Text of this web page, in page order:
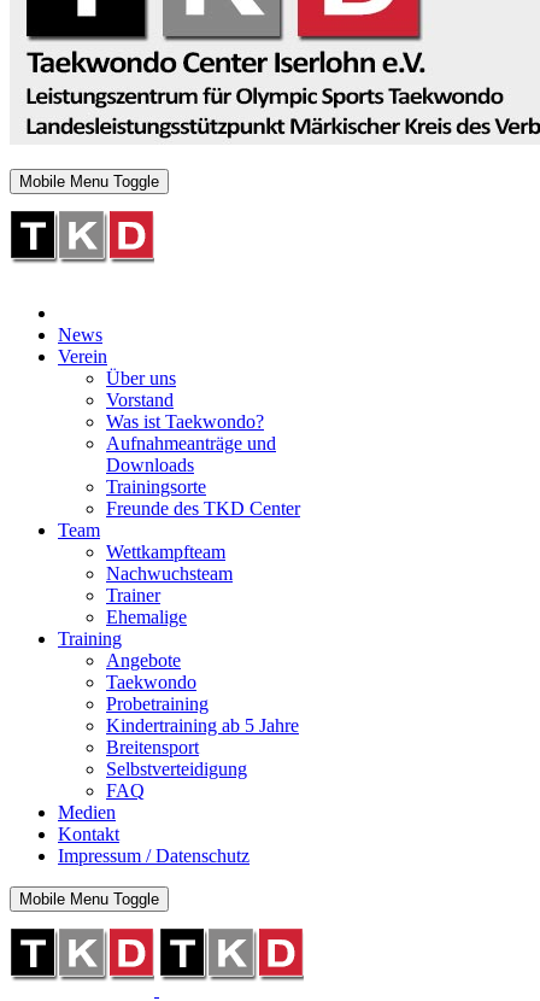
Mobile Menu Toggle
News
Verein
Über uns
Vorstand
Was ist Taekwondo?
Aufnahmeanträge und
Downloads
Trainingsorte
Freunde des TKD Center
Team
Wettkampfteam
Nachwuchsteam
Trainer
Ehemalige
Training
Angebote
Taekwondo
Probetraining
Kindertraining ab 5 Jahre
Breitensport
Selbstverteidigung
FAQ
Medien
Kontakt
Impressum / Datenschutz
Mobile Menu Toggle